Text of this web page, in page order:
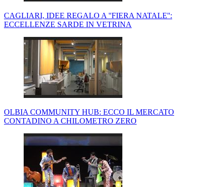
CAGLIARI, IDEE REGALO A ''FIERA NATALE'':
ECCELLENZE SARDE IN VETRINA
OLBIA COMMUNITY HUB: ECCO IL MERCATO
CONTADINO A CHILOMETRO ZERO